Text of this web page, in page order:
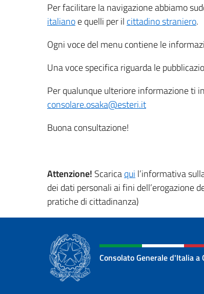
Per facilitare la navigazione abbiamo
italianoe quelli per il cittadino straniero.
Ogni voce del menu contiene le
Una voce specifica riguarda le
Per qualunque ulteriore informazione ti
consolare.osaka@esteri.it
Buona consultazione!
Attenzione! Scaricaqui l’informativa
dei dati personali ai fini dell’erogazione
pratiche di cittadinanza)
Consolato Generale d'Italia a